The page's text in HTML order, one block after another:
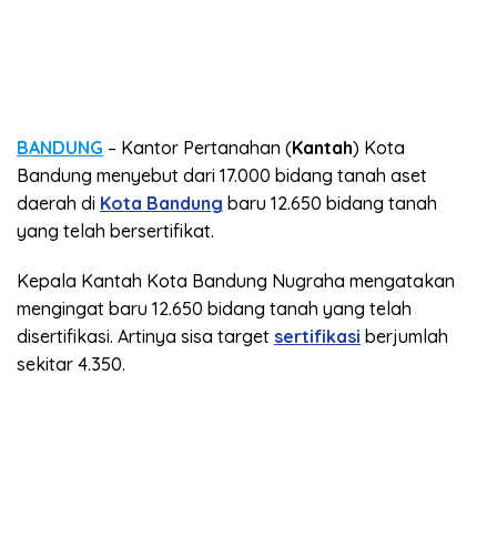
BANDUNG – Kantor Pertanahan (Kantah) Kota
Bandung menyebut dari 17.000 bidang tanah aset
daerah di Kota Bandung baru 12.650 bidang tanah
yang telah bersertifikat.
Kepala Kantah Kota Bandung Nugraha mengatakan
mengingat baru 12.650 bidang tanah yang telah
disertifikasi. Artinya sisa target sertifikasi berjumlah
sekitar 4.350.